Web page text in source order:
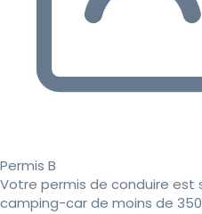
Permis B
Votre permis de conduire est
camping-car de moins de